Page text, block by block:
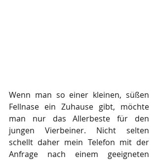
Wenn man so einer kleinen, süßen
Fellnase ein Zuhause gibt, möchte
man nur das Allerbeste für den
jungen Vierbeiner. Nicht selten
schellt daher mein Telefon mit der
Anfrage nach einem geeigneten